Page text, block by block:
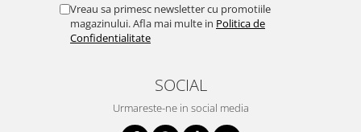
Vreau sa primesc newsletter cu promotiile
magazinului. Afla mai multe in Politica de
Confidentialitate
SOCIAL
Urmareste-ne in social media